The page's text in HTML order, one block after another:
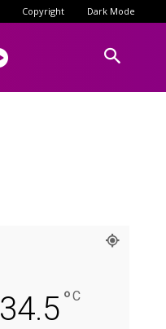
Copyright Dark Mode
34.5°C